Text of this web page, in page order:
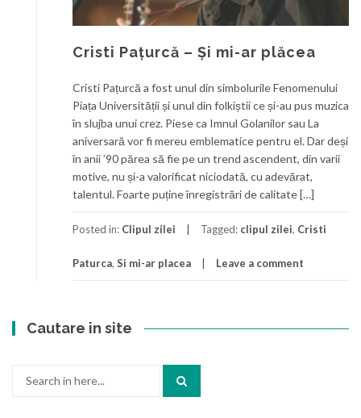
Cristi Pațurcă – Și mi-ar plăcea
Cristi Pațurcă a fost unul din simbolurile Fenomenului
Piața Universității și unul din folkiștii ce și-au pus muzica
în slujba unui crez. Piese ca Imnul Golanilor sau La
aniversară vor fi mereu emblematice pentru el. Dar deși
în anii ’90 părea să fie pe un trend ascendent, din varii
motive, nu și-a valorificat niciodată, cu adevărat,
talentul. Foarte puține înregistrări de calitate […]
Posted in: Clipul zilei Tagged: clipul zilei, Cristi
Paturca, Si mi-ar placea Leave a comment
Cautare in site